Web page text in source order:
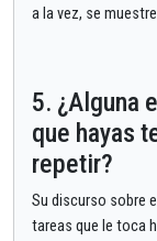
a la vez, se
5. ¿Alguna
que hayas
repetir?
Su discurso sobre
tareas que le toca